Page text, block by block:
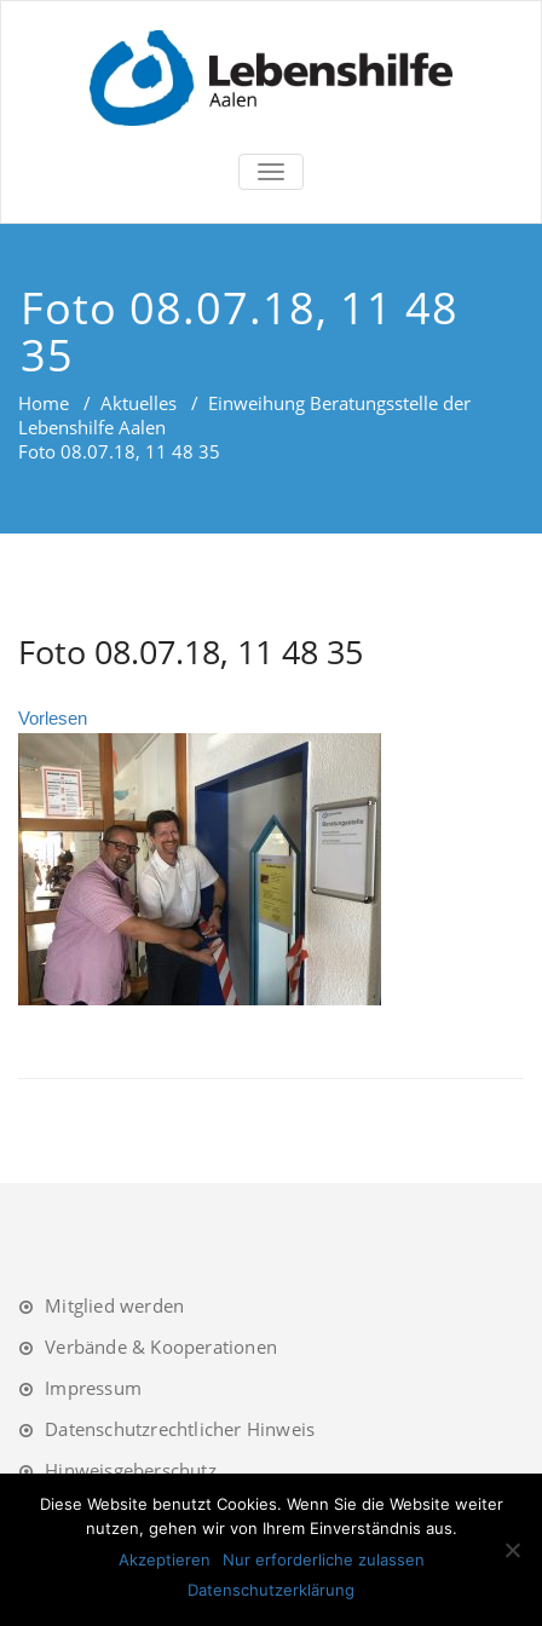
TOGGLE
Foto 08.07.18, 11 48
35
Home / Aktuelles / Einweihung Beratungsstelle der
Lebenshilfe Aalen
Foto 08.07.18, 11 48 35
Foto 08.07.18, 11 48 35
Vorlesen
Mitglied werden
Verbände & Kooperationen
Impressum
Datenschutzrechtlicher Hinweis
Hinweisgeberschutz
Diese Website benutzt Cookies. Wenn Sie die Website weiter
nutzen, gehen wir von Ihrem Einverständnis aus.
Akzeptieren
Nur erforderliche zulassen
Datenschutzerklärung